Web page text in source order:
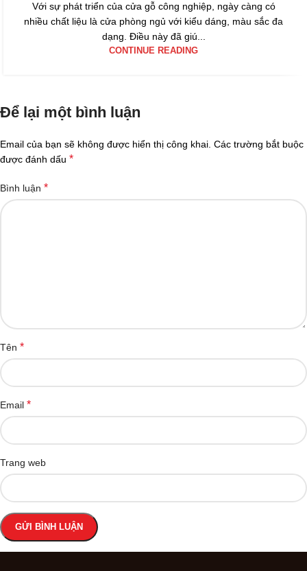
Với sự phát triển của cửa gỗ công nghiệp, ngày càng có
nhiều chất liệu là cửa phòng ngủ với kiểu dáng, màu sắc đa
dạng. Điều này đã giú...
CONTINUE READING
Để lại một bình luận
Email của bạn sẽ không được hiển thị công khai. Các trường bắt buộc
được đánh dấu *
Bình luận *
Tên *
Email *
Trang web